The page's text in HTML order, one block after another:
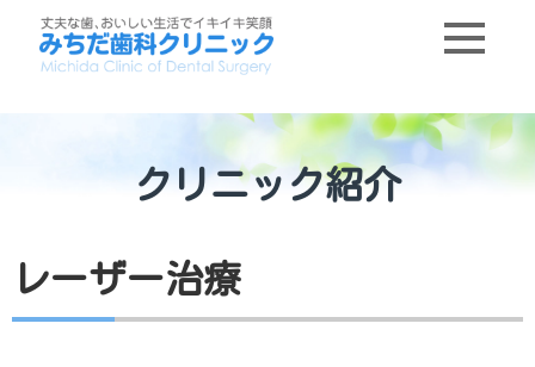
クリニック紹介
レーザー治療